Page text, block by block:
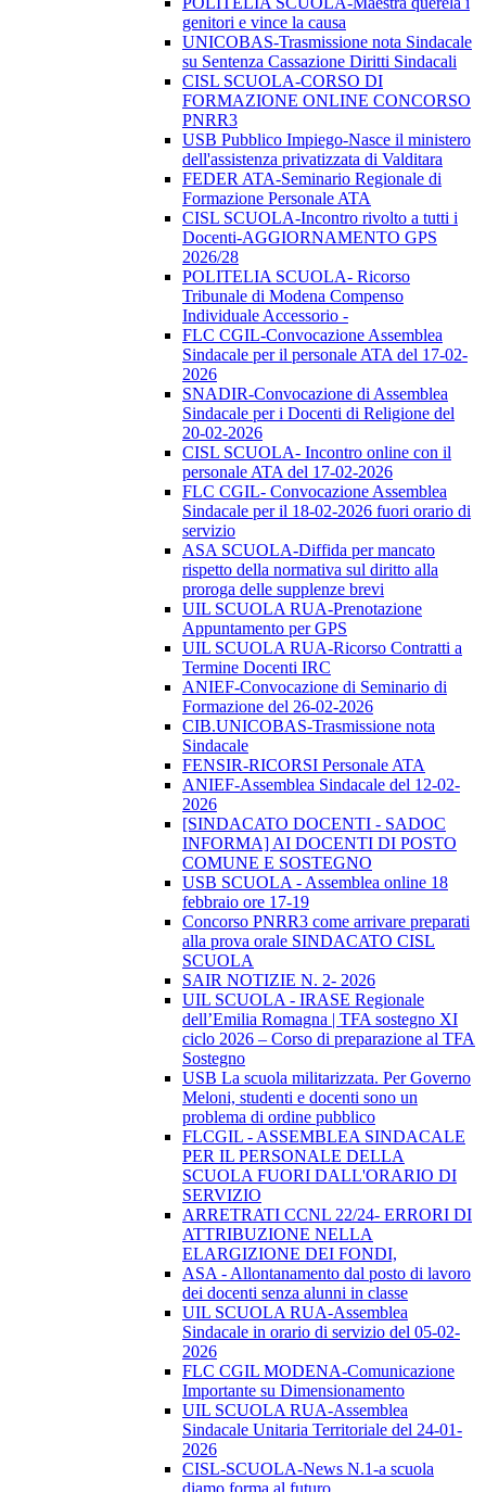
genitori e vince la causa
UNICOBAS-Trasmissione nota Sindacale
su Sentenza Cassazione Diritti Sindacali
CISL SCUOLA-CORSO DI
FORMAZIONE ONLINE CONCORSO
PNRR3
USB Pubblico Impiego-Nasce il ministero
dell'assistenza privatizzata di Valditara
FEDER ATA-Seminario Regionale di
Formazione Personale ATA
CISL SCUOLA-Incontro rivolto a tutti i
Docenti-AGGIORNAMENTO GPS
2026/28
POLITELIA SCUOLA- Ricorso
Tribunale di Modena Compenso
Individuale Accessorio -
FLC CGIL-Convocazione Assemblea
Sindacale per il personale ATA del 17-02-
2026
SNADIR-Convocazione di Assemblea
Sindacale per i Docenti di Religione del
20-02-2026
CISL SCUOLA- Incontro online con il
personale ATA del 17-02-2026
FLC CGIL- Convocazione Assemblea
Sindacale per il 18-02-2026 fuori orario di
servizio
ASA SCUOLA-Diffida per mancato
rispetto della normativa sul diritto alla
proroga delle supplenze brevi
UIL SCUOLA RUA-Prenotazione
Appuntamento per GPS
UIL SCUOLA RUA-Ricorso Contratti a
Termine Docenti IRC
ANIEF-Convocazione di Seminario di
Formazione del 26-02-2026
CIB.UNICOBAS-Trasmissione nota
Sindacale
FENSIR-RICORSI Personale ATA
ANIEF-Assemblea Sindacale del 12-02-
2026
[SINDACATO DOCENTI - SADOC
INFORMA] AI DOCENTI DI POSTO
COMUNE E SOSTEGNO
USB SCUOLA - Assemblea online 18
febbraio ore 17-19
Concorso PNRR3 come arrivare preparati
alla prova orale SINDACATO CISL
SCUOLA
SAIR NOTIZIE N. 2- 2026
UIL SCUOLA - IRASE Regionale
dell’Emilia Romagna | TFA sostegno XI
ciclo 2026 – Corso di preparazione al TFA
Sostegno
USB La scuola militarizzata. Per Governo
Meloni, studenti e docenti sono un
problema di ordine pubblico
FLCGIL - ASSEMBLEA SINDACALE
PER IL PERSONALE DELLA
SCUOLA FUORI DALL'ORARIO DI
SERVIZIO
ARRETRATI CCNL 22/24- ERRORI DI
ATTRIBUZIONE NELLA
ELARGIZIONE DEI FONDI,
ASA - Allontanamento dal posto di lavoro
dei docenti senza alunni in classe
UIL SCUOLA RUA-Assemblea
Sindacale in orario di servizio del 05-02-
2026
FLC CGIL MODENA-Comunicazione
Importante su Dimensionamento
UIL SCUOLA RUA-Assemblea
Sindacale Unitaria Territoriale del 24-01-
2026
CISL-SCUOLA-News N.1-a scuola